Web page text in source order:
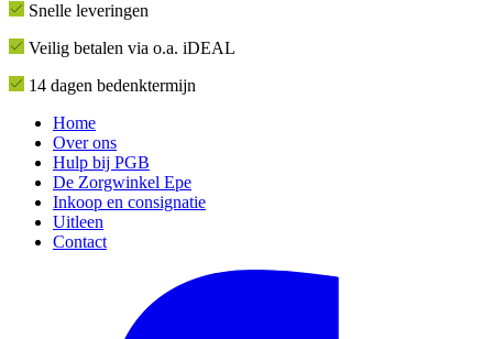
Snelle leveringen
Veilig betalen via o.a. iDEAL
14 dagen bedenktermijn
Home
Over ons
Hulp bij PGB
De Zorgwinkel Epe
Inkoop en consignatie
Uitleen
Contact